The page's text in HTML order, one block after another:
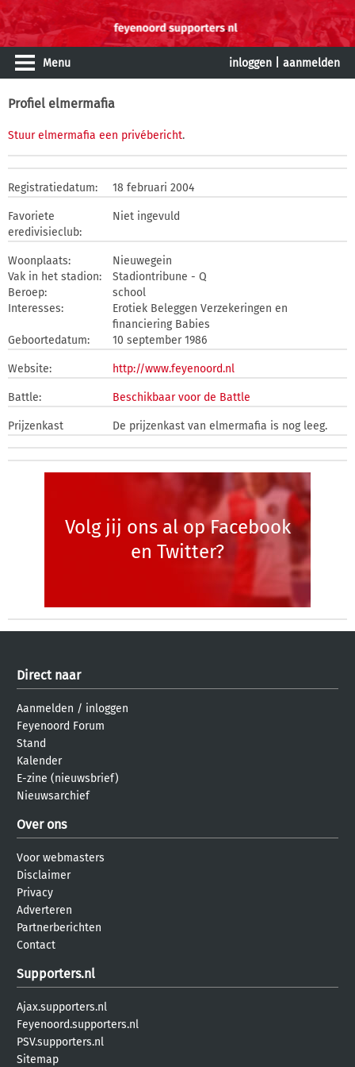
Menu inloggen aanmelden
Profiel elmermafia
Stuur elmermafia een privébericht.
Registratiedatum: 18 februari 2004
Favoriete
eredivisieclub:
Niet ingevuld
Woonplaats:
Nieuwegein
Vak in het stadion:
Stadiontribune - Q
Beroep:
school
Interesses:
Erotiek Beleggen Verzekeringen en
financiering Babies
Geboortedatum:
10 september 1986
Website: http://www.feyenoord.nl
Battle: Beschikbaar voor de Battle
Prijzenkast De prijzenkast van elmermafia is nog leeg.
Volg jij ons al op Facebook
en Twitter?
Direct naar
Aanmelden / inloggen
Feyenoord Forum
Stand
Kalender
E-zine (nieuwsbrief)
Nieuwsarchief
Over ons
Voor webmasters
Disclaimer
Privacy
Adverteren
Partnerberichten
Contact
Supporters.nl
Ajax.supporters.nl
Feyenoord.supporters.nl
PSV.supporters.nl
Sitemap